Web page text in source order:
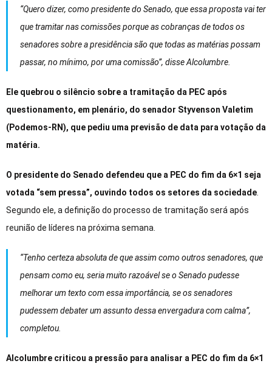
“Quero dizer, como presidente do Senado, que essa proposta vai ter
que tramitar nas comissões porque as cobranças de todos os
senadores sobre a presidência são que todas as matérias possam
passar, no mínimo, por uma comissão”, disse Alcolumbre.
Ele quebrou o silêncio sobre a tramitação da PEC após
questionamento, em plenário, do senador Styvenson Valetim
(Podemos-RN), que pediu uma previsão de data para votação da
matéria.
O presidente do Senado defendeu que a PEC do fim da 6×1 seja
votada “sem pressa”, ouvindo todos os setores da sociedade.
Segundo ele, a definição do processo de tramitação será após
reunião de líderes na próxima semana.
“Tenho certeza absoluta de que assim como outros senadores, que
pensam como eu, seria muito razoável se o Senado pudesse
melhorar um texto com essa importância, se os senadores
pudessem debater um assunto dessa envergadura com calma”,
completou.
Alcolumbre criticou a pressão para analisar a PEC do fim da 6×1